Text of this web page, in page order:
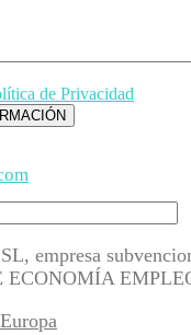
de Privacidad
empresa
ECONOMÍA